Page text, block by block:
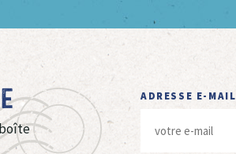
ADRESSE E-MAIL